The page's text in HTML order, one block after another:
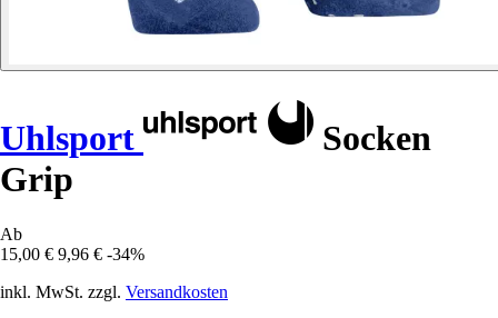
Uhlsport
Socken
Grip
Ab
15,00 € 9,96 € -34%
inkl. MwSt. zzgl. Versandkosten